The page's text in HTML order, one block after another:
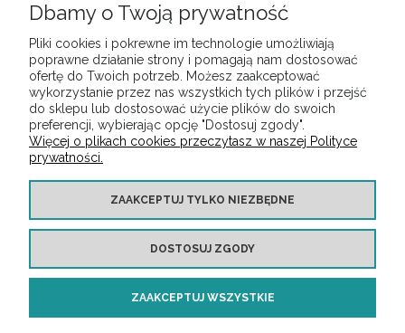
POMOC
MOJE KONTO
INFORMACJE
O NAS
Copyright ©https://audiotop.pl/ Wszelkie prawa zastrzeżone
Dbamy o Twoją prywatność
Pliki cookies i pokrewne im technologie umożliwiają
poprawne działanie strony i pomagają nam dostosować
ofertę do Twoich potrzeb. Możesz zaakceptować
wykorzystanie przez nas wszystkich tych plików i przejść
do sklepu lub dostosować użycie plików do swoich
preferencji, wybierając opcję "Dostosuj zgody".
Więcej o plikach cookies przeczytasz w naszej Polityce
prywatności.
ZAAKCEPTUJ TYLKO NIEZBĘDNE
DOSTOSUJ ZGODY
ZAAKCEPTUJ WSZYSTKIE